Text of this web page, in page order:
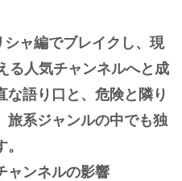
ャ編でブレイクし、現
る人気チャンネルへと成
な語り口と、危険と隣り
旅系ジャンルの中でも独
ャンネルの影響